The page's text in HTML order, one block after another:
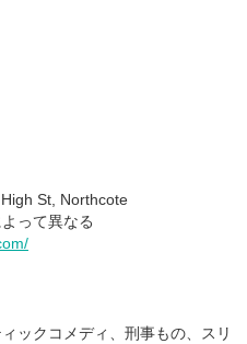
St, Northcote
って異なる
ックコメディ、刑事もの、スリ